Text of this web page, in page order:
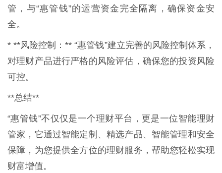
管，与“惠管钱”的运营资金完全隔离，确保资金安
全。
* **风险控制：** “惠管钱”建立完善的风险控制体系，
对理财产品进行严格的风险评估，确保您的投资风险
可控。
**总结**
“惠管钱”不仅仅是一个理财平台，更是一位智能理财
管家，它通过智能定制、精选产品、智能管理和安全
保障，为您提供全方位的理财服务，帮助您轻松实现
财富增值。